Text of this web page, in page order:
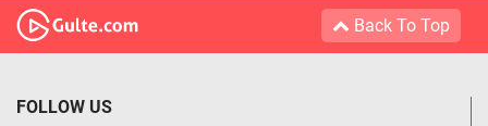
Back To Top
FOLLOW US